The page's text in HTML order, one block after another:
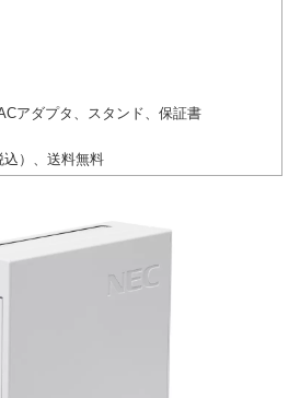
アダプタ、スタンド、保証書
込）、送料無料